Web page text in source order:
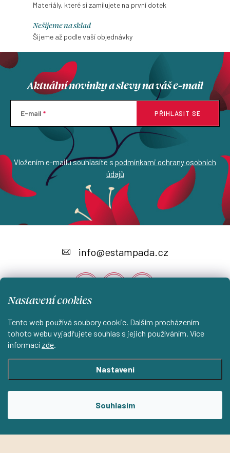
Nastavení cookies
Tento web používá soubory cookie. Dalším procházením
tohoto webu vyjadřujete souhlas s jejich používáním. Více
informací zde.
Nastavení
Souhlasím
Materiály, které si zamilujete na první dotek
Nešijeme na sklad
Šijeme až podle vaší objednávky
Aktuální novinky a slevy na váš e-mail
E-mail
Vložením e-mailu souhlasíte s podmínkami ochrany osobních
údajů
PŘIHLÁSIT SE
a
Instagram
info@estampada.cz
Shoptet.cz KantorStudio.cz
ESTAMPADA s.r.o.. Všechna práva vyhrazena.